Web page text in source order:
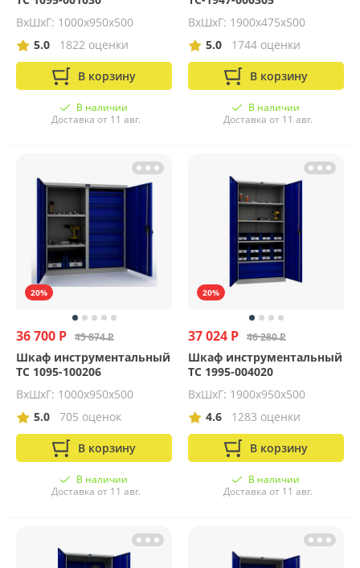
ВхШхГ: 1000х950х500
5.0
1822 оценки
В корзину
В наличии
Доставка от 11 авг.
ВхШхГ: 1900х475х500
5.0
1744 оценки
В корзину
В наличии
Доставка от 11 авг.
20%
36 700 Р 45 874 Р
Шкаф инструментальный
ТС 1095-100206
ВхШхГ: 1000х950х500
5.0
705 оценок
В корзину
В наличии
Доставка от 11 авг.
20%
37 024 Р 46 280 Р
Шкаф инструментальный
ТС 1995-004020
ВхШхГ: 1900х950х500
4.6
1283 оценки
В корзину
В наличии
Доставка от 11 авг.